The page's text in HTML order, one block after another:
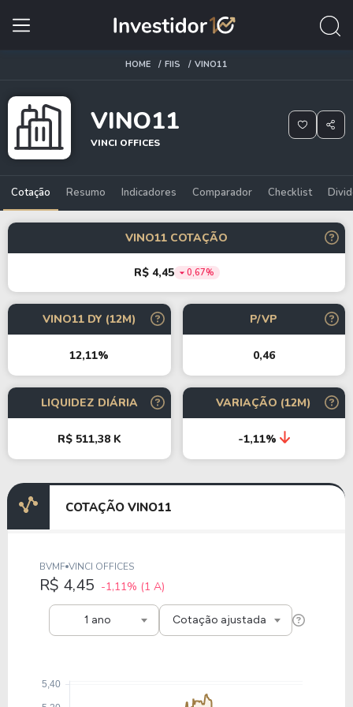
HOME FIIS VINO11
VINO11
VINCI OFFICES
Cotação Resumo Indicadores Comparador Checklist
VINO11 COTAÇÃO
R$ 4,45 0,67%
VINO11 DY (12M)
12,11%
P/VP
0,46
LIQUIDEZ DIÁRIA
R$ 511,38 K
VARIAÇÃO (12M)
-1,11%
COTAÇÃO VINO11
1 ano
BVMF VINCI OFFICES
R$ 4,45 -1,11% (1 A)
Cotação ajustada